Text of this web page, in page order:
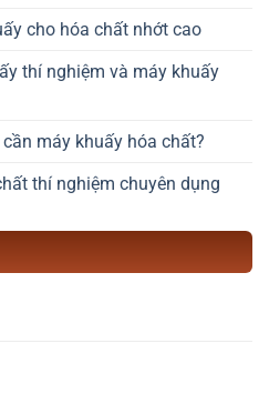
cho hóa chất nhớt cao
thí nghiệm và máy khuấy
máy khuấy hóa chất?
thí nghiệm chuyên dụng